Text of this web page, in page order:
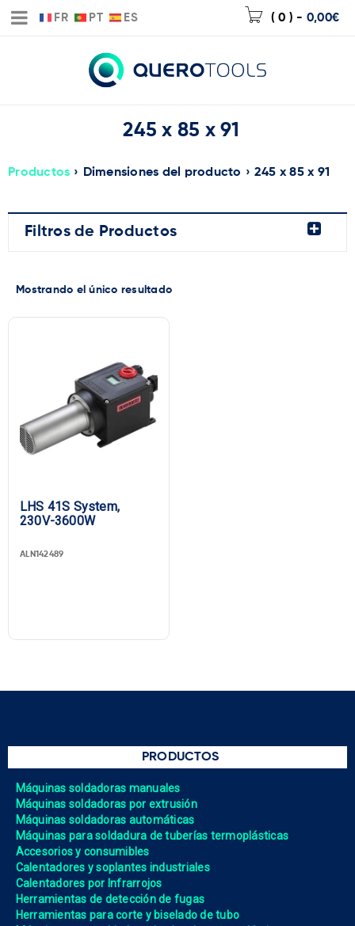
FR PT ES ( 0 ) - 0,00€
245 x 85 x 91
Productos › Dimensiones del producto › 245 x 85 x 91
Filtros de Productos
Mostrando el único resultado
LHS 41S System,
230V-3600W
ALN142489
PRODUCTOS
Máquinas soldadoras manuales
Máquinas soldadoras por extrusión
Máquinas soldadoras automáticas
Máquinas para soldadura de tuberías termoplásticas
Accesorios y consumibles
Calentadores y soplantes industriales
Calentadores por Infrarrojos
Herramientas de detección de fugas
Herramientas para corte y biselado de tubo